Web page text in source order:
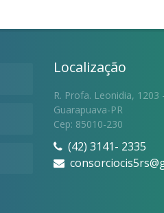
Localização
R. Profa. Leonidia, 1203
Guarapuava-PR
Cep: 85010-230
(42) 3141- 2335